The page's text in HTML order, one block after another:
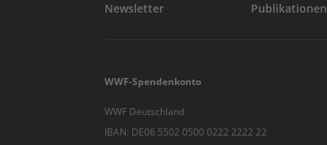
Newsletter Publikationen
WWF-Spendenkonto
WWF Deutschland
IBAN: DE06 5502 0500 0222 2222 22